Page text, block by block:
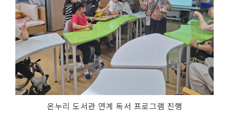
온누리 도서관 연계 독서 프로그램 진행